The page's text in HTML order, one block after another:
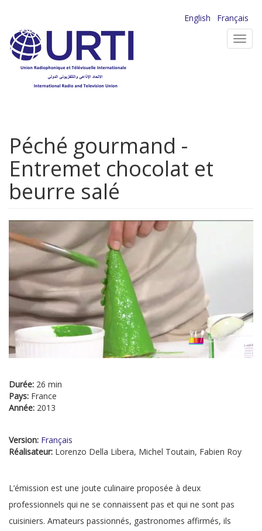
contenu
principal
English
Français
Péché gourmand -
Entremet chocolat et
beurre salé
Durée: 26 min
Pays: France
Année: 2013
Version: Français
Réalisateur: Lorenzo Della Libera, Michel Toutain, Fabien Roy
L’émission est une joute culinaire proposée à deux
professionnels qui ne se connaissent pas et qui ne sont pas
cuisiniers. Amateurs passionnés, gastronomes affirmés, ils